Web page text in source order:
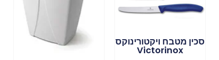
סכין מטבח ויקטורינוקס
Victorinox